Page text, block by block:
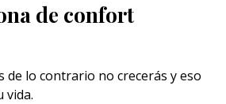
de confort
de lo contrario no crecerás y eso
vida.